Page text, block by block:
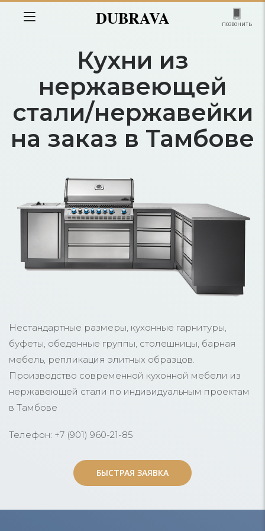
DUBRAVA позвонить
Кухни из
нержавеющей
стали/нержавейки
на заказ в Тамбове
Нестандартные размеры, кухонные гарнитуры,
буфеты, обеденные группы, столешницы, барная
мебель, репликация элитных образцов.
Производство современной кухонной мебели из
нержавеющей стали по индивидуальным проектам
в Тамбове
Телефон: +7 (901) 960-21-85
БЫСТРАЯ ЗАЯВКА
БЫСТРАЯ ЗАЯВКА